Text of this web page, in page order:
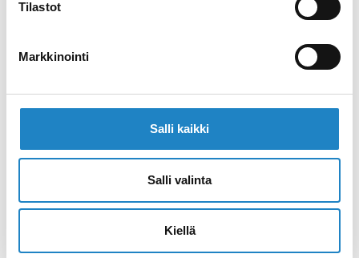
Tilastot
Markkinointi
Salli kaikki
Salli valinta
Kiellä
Kahvila Majurska
Tunnelmallinen vanhanajan kahvila
Suomen parhaaksi valittu kahvila
Lappeenrannan linnoitus
Historian havinaa Lappeenrannan